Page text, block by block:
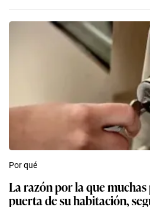
Por qué
La razón por la que
puerta de su habitación,